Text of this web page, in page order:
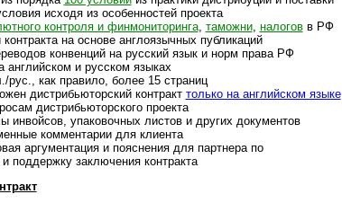
исходя из особен­нос­тей проекта
конт­роля и фин­мо­ни­то­ри­нга, тамо­жни, нало­говв РФ
на основе англо­языч­ных пуб­ли­каций
кон­вен­ций на рус­ский язык и норм права РФ
английском и рус­ском языках
рус., как пра­вило, более 15 стра­ниц
дист­ри­бью­тор­с­кий конт­ракт только на анг­лий­ском языке
дист­рибь­ю­тор­ского про­екта
упако­воч­ных листов и дру­гих доку­ментов
ком­мен­та­рии для кли­ента
аргу­мен­та­ция и пояс­не­ния для парт­нера по
поддержку заклю­че­ния конт­ракта